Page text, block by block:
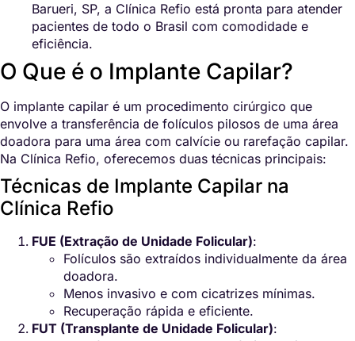
Barueri, SP, a Clínica Refio está pronta para atender
pacientes de todo o Brasil com comodidade e
eficiência.
O Que é o Implante Capilar?
O implante capilar é um procedimento cirúrgico que
envolve a transferência de folículos pilosos de uma área
doadora para uma área com calvície ou rarefação capilar.
Na Clínica Refio, oferecemos duas técnicas principais:
Técnicas de Implante Capilar na
Clínica Refio
FUE (Extração de Unidade Folicular):
Folículos são extraídos individualmente da área
doadora.
Menos invasivo e com cicatrizes mínimas.
Recuperação rápida e eficiente.
FUT (Transplante de Unidade Folicular):